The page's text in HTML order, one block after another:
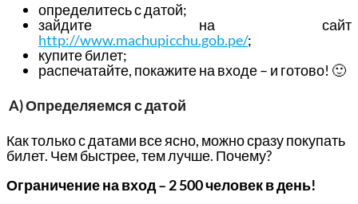
определитесь с датой;
зайдите на сайт
http://www.machupicchu.gob.pe/;
купите билет;
распечатайте, покажите на входе – и готово! 🙂
A) Определяемся с датой
Как только с датами все ясно, можно сразу покупать
билет. Чем быстрее, тем лучше. Почему?
Ограничение на вход – 2 500 человек в день!